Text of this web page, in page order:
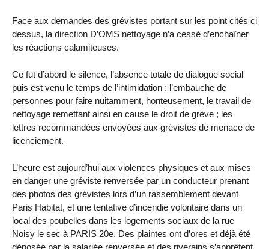
Face aux demandes des grévistes portant sur les point cités ci
dessus, la direction D’OMS nettoyage n’a cessé d’enchaîner
les réactions calamiteuses.
Ce fut d’abord le silence, l’absence totale de dialogue social
puis est venu le temps de l’intimidation : l’embauche de
personnes pour faire nuitamment, honteusement, le travail de
nettoyage remettant ainsi en cause le droit de grève ; les
lettres recommandées envoyées aux grévistes de menace de
licenciement.
L’heure est aujourd’hui aux violences physiques et aux mises
en danger une gréviste renversée par un conducteur prenant
des photos des grévistes lors d’un rassemblement devant
Paris Habitat, et une tentative d’incendie volontaire dans un
local des poubelles dans les logements sociaux de la rue
Noisy le sec à PARIS 20e. Des plaintes ont d’ores et déjà été
déposée par la salariée renversée et des riverains s’apprêtent